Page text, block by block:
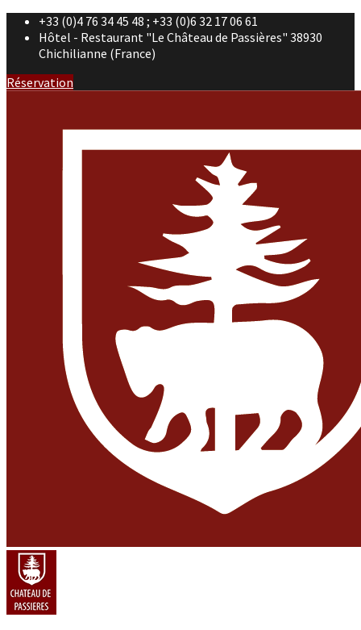
+33 (0)4 76 34 45 48 ; +33 (0)6 32 17 06 61
Hôtel - Restaurant "Le Château de Passières" 38930
Chichilianne (France)
Réservation